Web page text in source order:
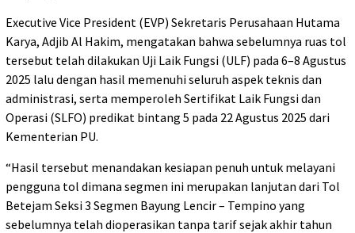
Executive Vice President (EVP) Sekretaris Perusahaan Hutama
Karya, Adjib Al Hakim, mengatakan bahwa sebelumnya ruas tol
tersebut telah dilakukan Uji Laik Fungsi (ULF) pada 6–8 Agustus
2025 lalu dengan hasil memenuhi seluruh aspek teknis dan
administrasi, serta memperoleh Sertifikat Laik Fungsi dan
Operasi (SLFO) predikat bintang 5 pada 22 Agustus 2025 dari
Kementerian PU.
“Hasil tersebut menandakan kesiapan penuh untuk melayani
pengguna tol dimana segmen ini merupakan lanjutan dari Tol
Betejam Seksi 3 Segmen Bayung Lencir – Tempino yang
sebelumnya telah dioperasikan tanpa tarif sejak akhir tahun